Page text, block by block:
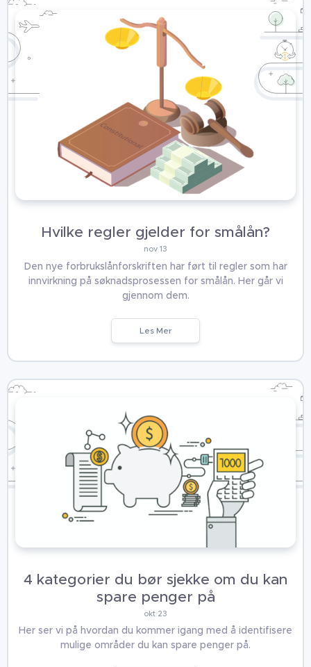
Hvilke regler gjelder for smålån?
nov 13
Den nye forbrukslånforskriften har ført til regler som har
innvirkning på søknadsprosessen for smålån. Her går vi
gjennom dem.
Les Mer
4 kategorier du bør sjekke om du kan
spare penger på
okt 23
Her ser vi på hvordan du kommer igang med å identifisere
mulige områder du kan spare penger på.